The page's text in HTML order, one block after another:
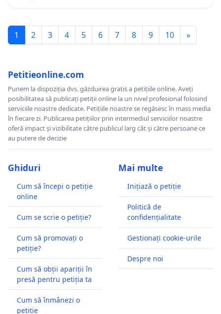
1 2 3 4 5 6 7 8 9 10 »
Petitieonline.com
Punem la dispoziția dvs. găzduirea gratis a petițiile online. Aveți
posibilitatea să publicați petiții online la un nivel profesional folosind
serviciile noastre dedicate. Petițiile noastre se regăsesc în mass media
în fiecare zi. Publicarea petițiilor prin intermediul serviciilor noastre
oferă impact și vizibilitate către publicul larg cât și către persoane ce
au putere de decizie
Ghiduri
Cum să începi o petiție
online
Cum se scrie o petiție?
Cum să promovați o
petiție?
Cum să obții apariții în
presă pentru petiția ta
Cum să înmânezi o
petiție
Mai multe
Inițiază o petiție
Politică de
confidențialitate
Gestionați cookie-urile
Despre noi